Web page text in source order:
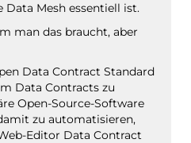
Mesh essentiell ist.
man das braucht, aber
Data Contract Standard
Data Contracts zu
Open-Source-Software
zu automatisieren,
Editor Data Contract